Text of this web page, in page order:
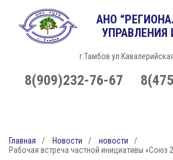
АНО
УПРАВЛЕНИЯ
г.Тамбов
8(909)232-76-67
Главная Новости
новости
Рабочая встреча частной инициативы «Союз